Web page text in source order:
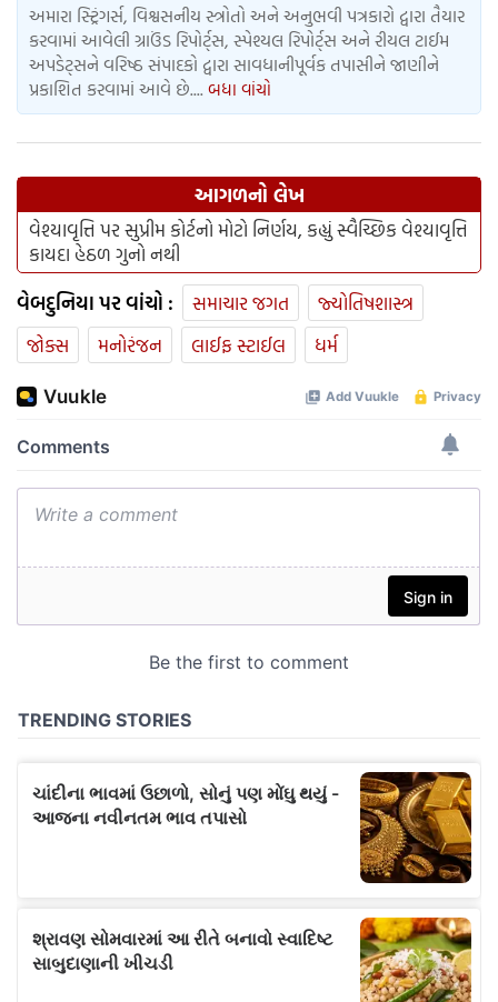
અમારા સ્ટ્રિંગર્સ, વિશ્વસનીય સ્ત્રોતો અને અનુભવી પત્રકારો દ્વારા તૈયાર
કરવામાં આવેલી ગ્રાઉંડ રિપોર્ટ્સ, સ્પેશ્યલ રિપોર્ટ્સ અને રીયલ ટાઈમ
અપડેટ્સને વરિષ્ઠ સંપાદકો દ્વારા સાવધાનીપૂર્વક તપાસીને જાણીને
પ્રકાશિત કરવામાં આવે છે.... બધા વાંચો
આગળનો લેખ
વેશ્યાવૃત્તિ પર સુપ્રીમ કોર્ટનો મોટો નિર્ણય, કહ્યું સ્વૈચ્છિક વેશ્યાવૃત્તિ
કાયદા હેઠળ ગુનો નથી
વેબદુનિયા પર વાંચો : સમાચાર જગત
જ્યોતિષશાસ્ત્ર
જોક્સ
મનોરંજન લાઈફ સ્ટાઈલ ધર્મ